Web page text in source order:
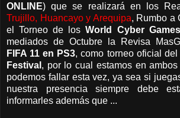
ONLINE) que se realizará en los
Trujillo, Huancayo y Arequipa, Rumbo a
el Torneo de losWorld Cyber Games
mediados de Octubre la Revisa
FIFA 11 en PS3, como torneo oficial del
Festival , por lo cual estamos en
podemos fallar esta vez, ya sea si
nuestra presencia siempre debe
informarles además que ...